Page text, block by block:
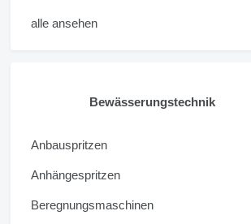
alle ansehen
Bewässerungstechnik
Anbauspritzen
Anhängespritzen
Beregnungsmaschinen